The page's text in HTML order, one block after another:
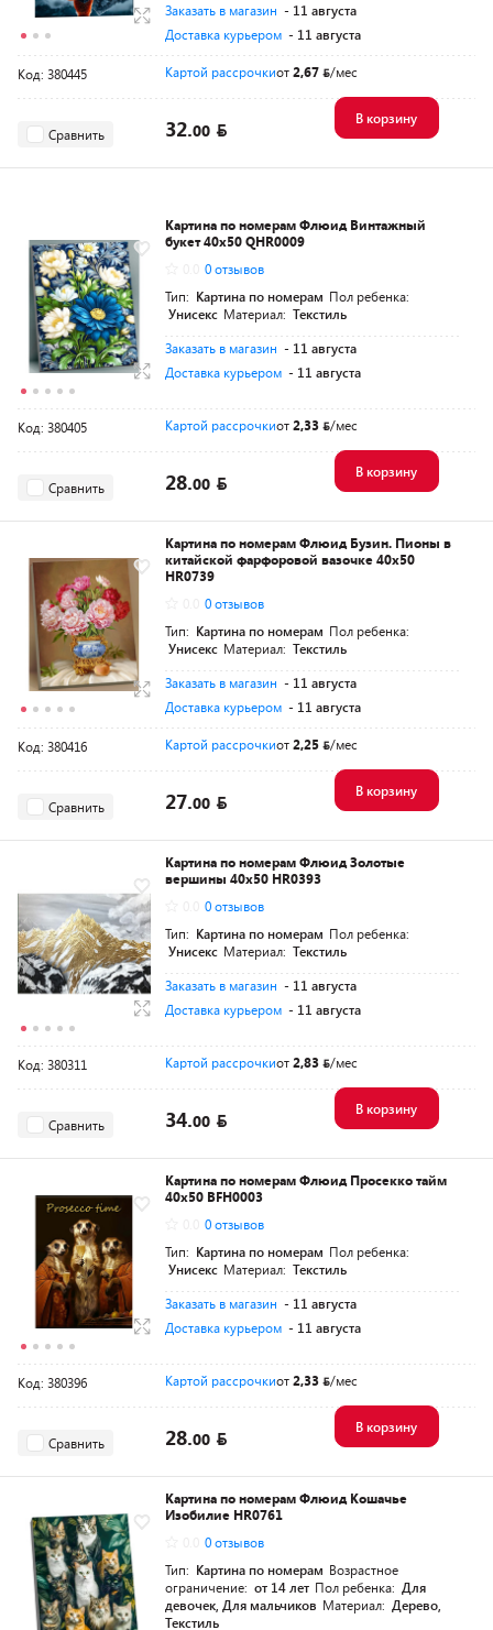
Заказать в магазин - 11 августа
Доставка курьером - 11 августа
Код: 380445 Картой рассрочкиот2,67 /мес
Сравнить 32.00
В корзину
Картина по номерам Флюид Винтажный
букет 40x50 QHR0009
0 отзывов
Тип: Картина по номерам Пол ребенка:
Унисекс Материал: Текстиль
Заказать в магазин - 11 августа
Доставка курьером - 11 августа
Код: 380405 Картой рассрочкиот2,33 /мес
Сравнить 28.00
В корзину
Картина по номерам Флюид Бузин. Пионы в
китайской фарфоровой вазочке 40x50
HR0739
0 отзывов
Тип: Картина по номерам Пол ребенка:
Унисекс Материал: Текстиль
Заказать в магазин - 11 августа
Доставка курьером - 11 августа
Код: 380416 Картой рассрочкиот2,25 /мес
Сравнить 27.00
В корзину
Картина по номерам Флюид Золотые
вершины 40x50 HR0393
0 отзывов
Тип: Картина по номерам Пол ребенка:
Унисекс Материал: Текстиль
Заказать в магазин - 11 августа
Доставка курьером - 11 августа
Код: 380311 Картой рассрочкиот2,83 /мес
Сравнить 34.00
В корзину
Картина по номерам Флюид Просекко тайм
40x50 BFH0003
0 отзывов
Тип: Картина по номерам Пол ребенка:
Унисекс Материал: Текстиль
Заказать в магазин - 11 августа
Доставка курьером - 11 августа
Код: 380396 Картой рассрочкиот2,33 /мес
Сравнить 28.00
В корзину
Картина по номерам Флюид Кошачье
Изобилие HR0761
0 отзывов
Тип: Картина по номерам Возрастное
ограничение: от 14 лет Пол ребенка: Для
девочек, Для мальчиков Материал: Дерево,
Текстиль